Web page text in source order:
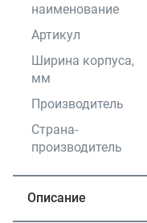
наименование
Артикул
Ширина корпуса,
мм
Производитель
Страна-
производитель
Описание